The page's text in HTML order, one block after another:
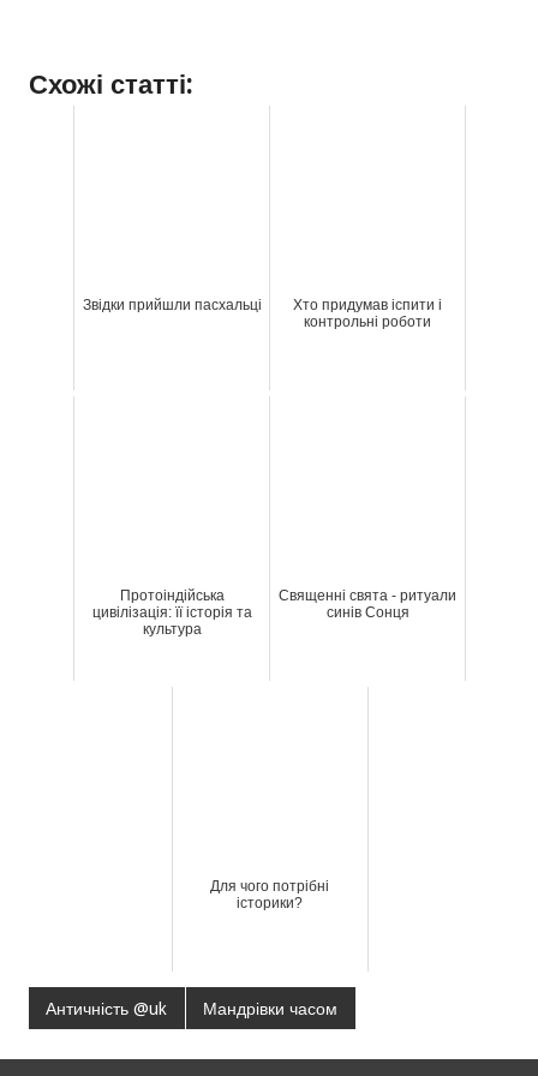
Схожі статті:
Звідки прийшли пасхальці
Хто придумав іспити і
контрольні роботи
Протоіндійська
цивілізація: її історія та
культура
Священні свята - ритуали
синів Сонця
Для чого потрібні
історики?
Античність @uk Мандрівки часом